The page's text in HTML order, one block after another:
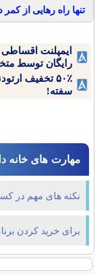
تنها راه رهایی از
ایمپلنت
رایگان توسط
۵۰٪ تخفیف
سفته!
مهارت های خانه
نکته های مهم در
برای خرید کردن